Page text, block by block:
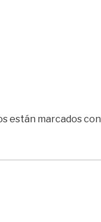
están marcados con